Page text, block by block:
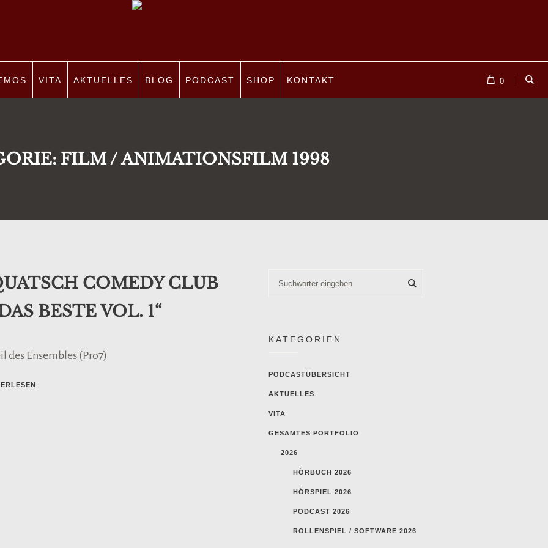
0
VITA AKTUELLES BLOG PODCAST SHOP KONTAKT
FILM / ANIMATIONSFILM 1998
COMEDY CLUB
BESTE VOL. 1“
des Ensembles (Pro7)
KATEGORIEN
PODCASTÜBERSICHT
AKTUELLES
VITA
GESAMTES PORTFOLIO
2026
HÖRBUCH 2026
HÖRSPIEL 2026
PODCAST 2026
ROLLENSPIEL / SOFTWARE 2026